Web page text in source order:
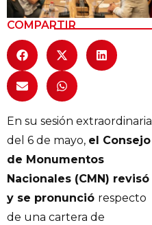
COMPARTIR
En su sesión extraordinaria
del 6 de mayo, el Consejo
de Monumentos
Nacionales (CMN) revisó
y se pronunció respecto
de una cartera de